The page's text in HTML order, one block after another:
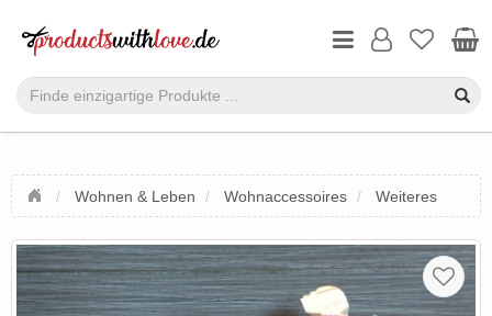
Wohnen & Leben Wohnaccessoires Weiteres